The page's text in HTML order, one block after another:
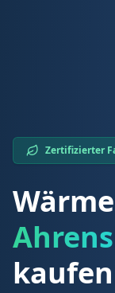
Zertifizierter